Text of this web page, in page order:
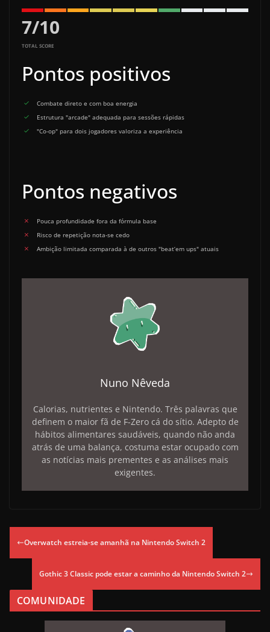
7/10
TOTAL SCORE
Pontos positivos
Combate direto e com boa energia
Estrutura "arcade" adequada para sessões rápidas
"Co-op" para dois jogadores valoriza a experiência
Pontos negativos
Pouca profundidade fora da fórmula base
Risco de repetição nota-se cedo
Ambição limitada comparada à de outros "beat‘em ups" atuais
Nuno Nêveda
Calorias, nutrientes e Nintendo. Três palavras que
definem o maior fã de F-Zero cá do sítio. Adepto de
hábitos alimentares saudáveis, quando não anda
atrás de uma balança, costuma estar ocupado com
as notícias mais prementes e as análises mais
exigentes.
Overwatch estreia-se amanhã na Nintendo Switch 2
Gothic 3 Classic pode estar a caminho da Nintendo Switch 2
COMUNIDADE